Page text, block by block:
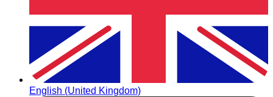
English (United Kingdom)